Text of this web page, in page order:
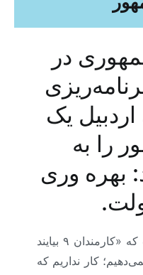
در
یک
را به
بهره وری
او در این جلسه صراحتاً گفت که «کارمندان ۹ بیایند
نمی‌دهیم؛ کار نداریم که